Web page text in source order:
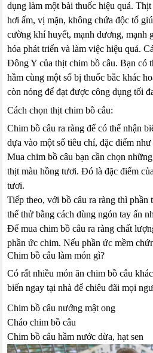
dụng làm một bài thuốc hiệu quả.
hơi ấm, vị mặn, không chứa độc tố
cường khí huyết, mạnh dương, mạnh
hóa phát triển và làm việc hiệu quả.
Đông Y của thịt chim bồ câu. Bạn có
hầm cùng một số bị thuốc bắc khác
còn nóng để đạt được công dụng tối
Cách chọn thịt chim bồ câu:
Chim bồ câu ra ràng để có thể nhận
dựa vào một số tiêu chí, đặc điểm như
Mua chim bồ câu bạn cần chọn
thịt màu hồng tươi. Đó là đặc điểm
tươi.
Tiếp theo, với bồ câu ra ràng thì phần
thể thử bằng cách dùng ngón tay ấn
Để mua chim bồ câu ra ràng chất
phần ức chim. Nếu phần ức mềm
Chim bồ câu làm món gì?
Có rất nhiều món ăn chim bồ câu
biến ngay tại nhà để chiêu đãi mọi
Chim bồ câu nướng mật ong
Cháo chim bồ câu
Chim bồ câu hầm nước dừa, hạt sen